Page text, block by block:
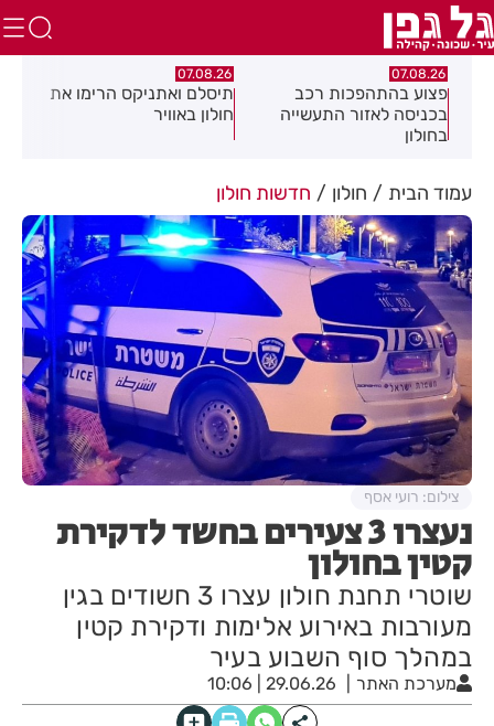
07.08.26
פצוע בהתהפכות רכב
בכניסה לאזור התעשייה
בחולון
07.08.26
תיסלם ואתניקס הרימו את
חולון באוויר
עמוד הבית חולון חדשות חולון
נעצרו 3 צעירים בחשד לדקירת
קטין בחולון
שוטרי תחנת חולון עצרו 3 חשודים בגין
מעורבות באירוע אלימות ודקירת קטין
במהלך סוף השבוע בעיר
מערכת האתר 29.06.26 | 10:06
צילום: רועי אסף